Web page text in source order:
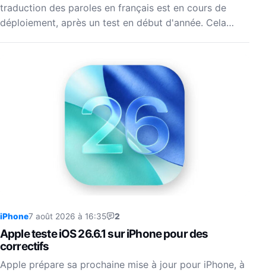
traduction des paroles en français est en cours de
déploiement, après un test en début d'année. Cela…
iPhone7 août 2026 à 16:35 2
Apple teste iOS 26.6.1 sur iPhone pour des
correctifs
Apple prépare sa prochaine mise à jour pour iPhone, à